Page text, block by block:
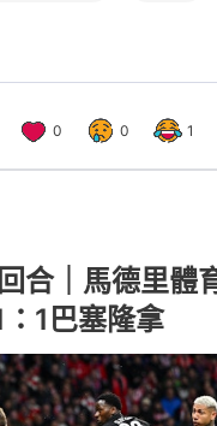
0 0 1
合｜馬德里體
1巴塞隆拿